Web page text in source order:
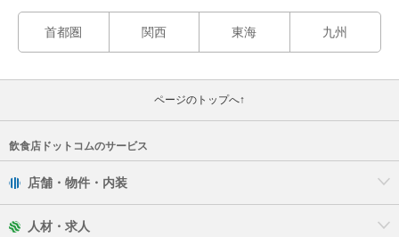
首都圏 関西 東海 九州
ページのトップへ↑
飲食店ドットコムのサービス
店舗・物件・内装
人材・求人